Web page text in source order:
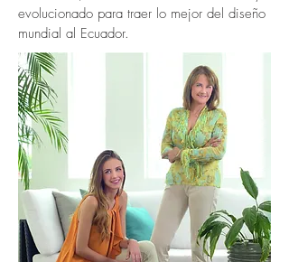
evolucionado para traer lo mejor del diseño
mundial al Ecuador.